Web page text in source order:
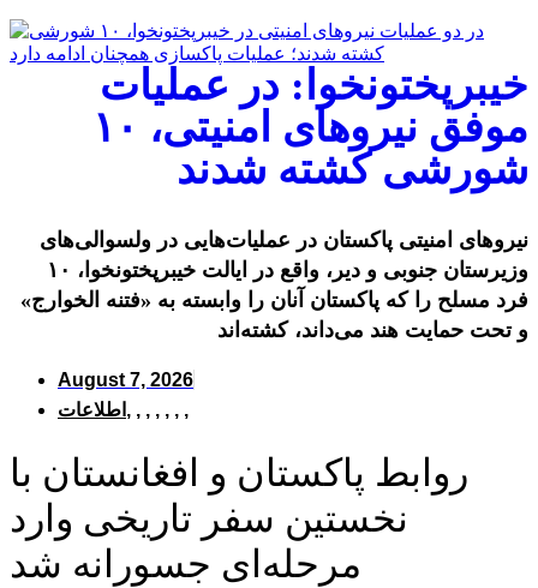
خیبرپختونخوا: در عملیات
موفق نیروهای امنیتی، ۱۰
شورشی کشته شدند
نیروهای امنیتی پاکستان در عملیات‌هایی در ولسوالی‌های
وزیرستان جنوبی و دیر، واقع در ایالت خیبرپختونخوا، ۱۰
فرد مسلح را که پاکستان آنان را وابسته به «فتنه الخوارج»
و تحت حمایت هند می‌داند، کشته‌اند
August 7, 2026
اطلاعات , , , , , , ,
روابط پاکستان و افغانستان با
نخستین سفر تاریخی وارد
مرحله‌ای جسورانه شد